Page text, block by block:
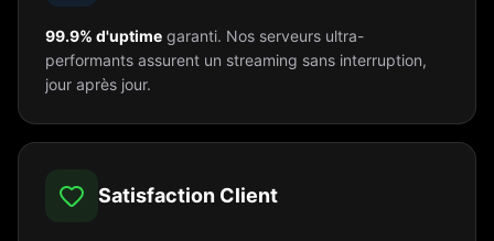
99.9% d'uptime garanti. Nos serveurs ultra-
performants assurent un streaming sans interruption,
jour après jour.
Satisfaction Client